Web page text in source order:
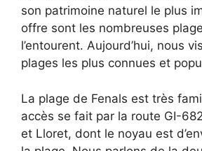
son patrimoine naturel le plus
offre sont les nombreuses
l’entourent. Aujourd’hui, nous
plages les plus connues et
La plage de Fenals est très
accès se fait par la route GI-
et Lloret, dont le noyau est